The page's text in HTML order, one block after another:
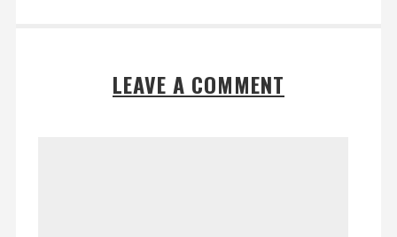
LEAVE A COMMENT